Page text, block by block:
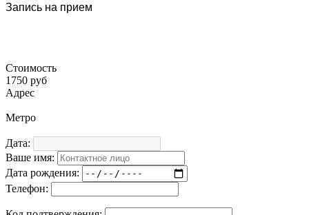
Запись на прием
Стоимость
1750 руб
Адрес
Метро
Дата:
Ваше имя:
Дата рождения:
Телефон: